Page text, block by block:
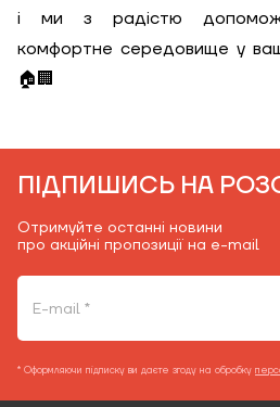
і ми з радістю
комфортне середовище у
🏠🏢
ПІДПИШИСЬ НА
Отримуйте останні новини
про акційні пропозиції на e-mail
* Оформляючи підписку ви даєте згоду на обробку